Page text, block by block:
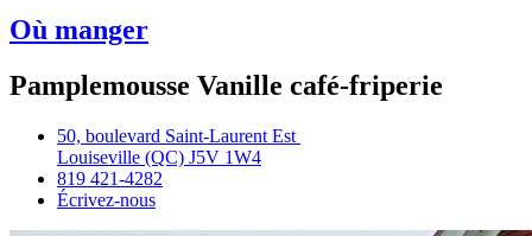
Où manger
Pamplemousse Vanille café-friperie
50, boulevard Saint‑Laurent Est
Louiseville (QC) J5V 1W4
819 421‑4282
Écrivez‑nous